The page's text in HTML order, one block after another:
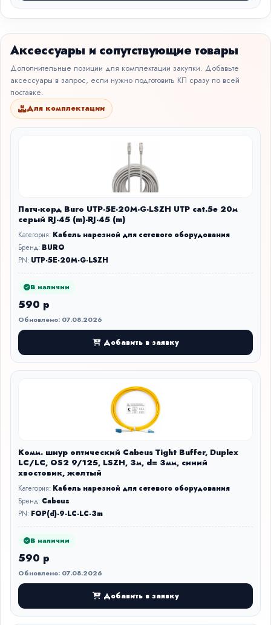
Аксессуары и сопутствующие товары
Дополнительные позиции для комплектации закупки. Добавьте
аксессуары в запрос, если нужно подготовить КП сразу по всей
поставке.
Для комплектации
Патч-корд Buro UTP-5E-20M-G-LSZH UTP cat.5e 20м
серый RJ-45 (m)-RJ-45 (m)
Категория: Кабель нарезной для сетевого оборудования
Бренд: BURO
PN: UTP-5E-20M-G-LSZH
В наличии
590 р
Обновлено: 07.08.2026
Добавить в заявку
Комм. шнур оптический Cabeus Tight Buffer, Duplex
LC/LC, OS2 9/125, LSZH, 3м, d= 3мм, синий
хвостовик, желтый
Категория: Кабель нарезной для сетевого оборудования
Бренд: Cabeus
PN: FOP(d)-9-LC-LC-3m
В наличии
590 р
Обновлено: 07.08.2026
Добавить в заявку